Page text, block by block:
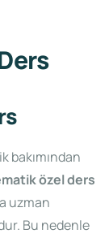
bakımından
özel ders
uzman
Bu nedenle